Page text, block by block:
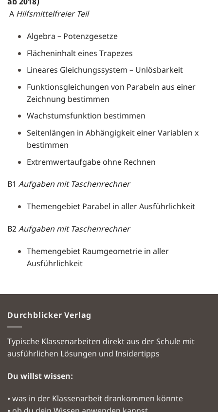
A Hilfsmittelfreier Teil
Algebra – Potenzgesetze
Flächeninhalt eines Trapezes
Lineares Gleichungssystem – Unlösbarkeit
Funktionsgleichungen von Parabeln aus einer
Zeichnung bestimmen
Wachstumsfunktion bestimmen
Seitenlängen in Abhängigkeit einer Variablen x
bestimmen
Extremwertaufgabe ohne Rechnen
B1 Aufgaben mit Taschenrechner
Themengebiet Parabel in aller Ausführlichkeit
B2 Aufgaben mit Taschenrechner
Themengebiet Raumgeometrie in aller
Ausführlichkeit
Durchblicker Verlag
Typische Klassenarbeiten direkt aus der Schule mit
ausführlichen Lösungen und Insidertipps
Du willst wissen:
⦁ was in der Klassenarbeit drankommen könnte